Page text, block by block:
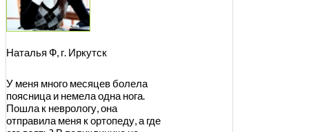
Наталья Ф, г. Иркутск
У меня много месяцев болела
поясница и немела одна нога.
Пошла к неврологу, она
отправила меня к ортопеду, а где